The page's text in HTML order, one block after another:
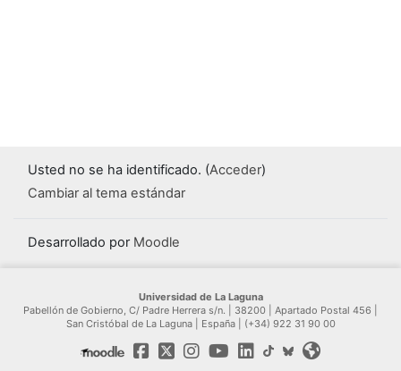
Usted no se ha identificado. (Acceder)
Cambiar al tema estándar
Desarrollado por Moodle
Universidad de La Laguna
Pabellón de Gobierno, C/ Padre Herrera s/n. | 38200 | Apartado Postal 456 |
San Cristóbal de La Laguna | España | (+34) 922 31 90 00